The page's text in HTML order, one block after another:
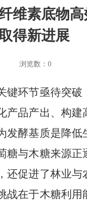
维素底物
得新进展
浏览数：0
环节亟待突破
产品产出、构建
发酵基质是降低
糖与木糖来源正
促进了林业与
战在于木糖利用